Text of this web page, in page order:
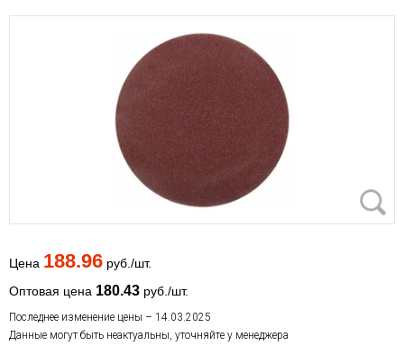
Цена 188.96 руб./шт.
Оптовая цена 180.43 руб./шт.
Последнее изменение цены – 14.03.2025
Данные могут быть неактуальны, уточняйте у менеджера